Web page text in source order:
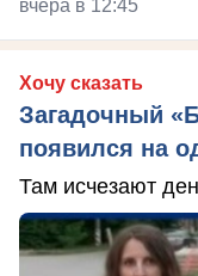
вчера в 12:45
Хочу сказать
Загадочный
появился на
Там исчезают